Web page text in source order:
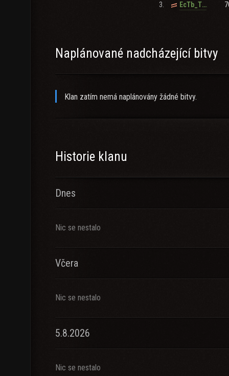
3. EcTb_TTpo6uTe
Naplánované nadcházející bitvy
Klan zatím nemá naplánovány žádné bitvy.
Historie klanu
Dnes
Nic se nestalo
Včera
Nic se nestalo
5.8.2026
Nic se nestalo